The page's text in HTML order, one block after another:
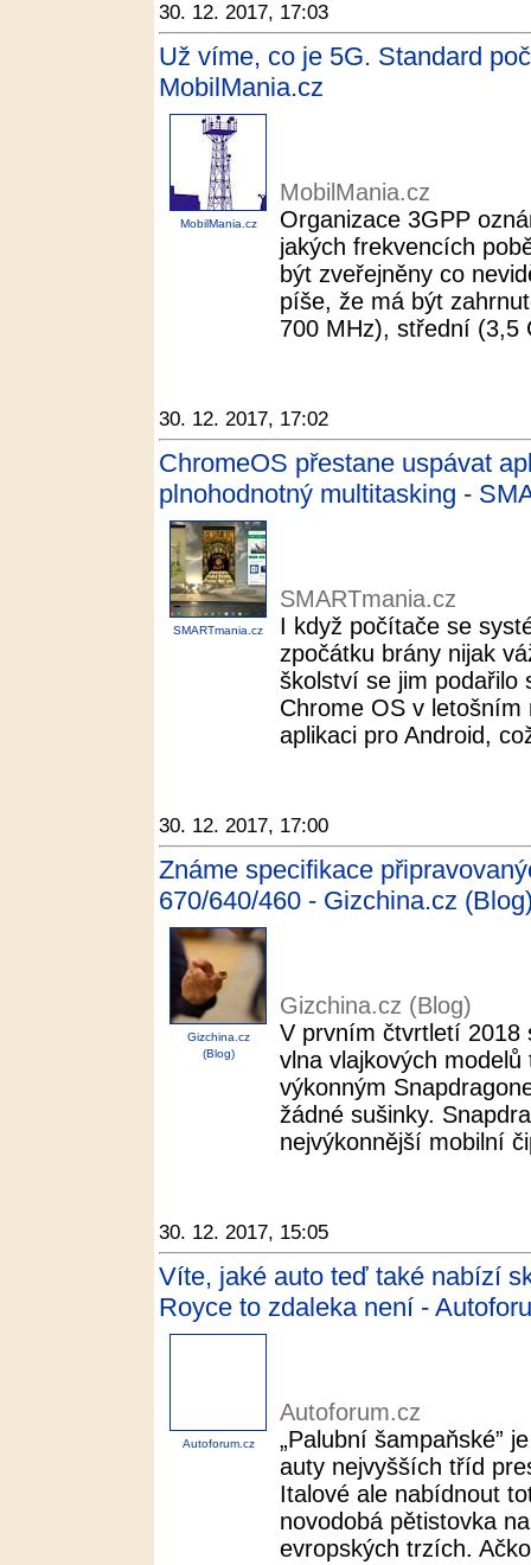
30. 12. 2017, 17:03
Už víme, co je 5G. Standard
MobilMania.cz
MobilMania.cz
MobilMania.cz
Organizace 3GPP
jakých frekvencích
být zveřejněny co
píše, že má být
700 MHz), střední (3,5
30. 12. 2017, 17:02
ChromeOS přestane uspávat
plnohodnotný multitasking -
SMARTmania.cz
SMARTmania.cz
I když počítače se
zpočátku brány nijak
školství se jim podařilo
Chrome OS v
aplikaci pro Android,
30. 12. 2017, 17:00
Známe specifikace
670/640/460 - Gizchina.cz
Gizchina.cz
(Blog)
Gizchina.cz (Blog)
V prvním čtvrtletí 2018
vlna vlajkových
výkonným
žádné sušinky.
nejvýkonnější mobilní
30. 12. 2017, 15:05
Víte, jaké auto teď také nabízí
Royce to zdaleka není -
Autoforum.cz
Autoforum.cz
„Palubní šampaňské”
auty nejvyšších tříd
Italové ale nabídnout
novodobá pětistovka
evropských trzích.